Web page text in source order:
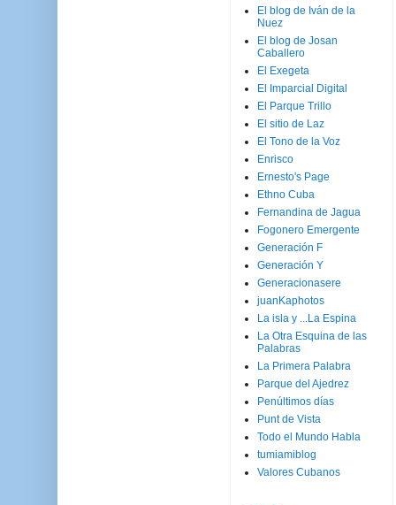
El blog de Iván de la
Nuez
El blog de Josan
Caballero
El Exegeta
El Imparcial Digital
El Parque Trillo
El sitio de Laz
El Tono de la Voz
Enrisco
Ernesto's Page
Ethno Cuba
Fernandina de Jagua
Fogonero Emergente
Generación F
Generación Y
Generacionasere
juanKaphotos
La isla y ...La Espina
La Otra Esquina de las
Palabras
La Primera Palabra
Parque del Ajedrez
Penúltimos días
Punt de Vista
Todo el Mundo Habla
tumiamiblog
Valores Cubanos